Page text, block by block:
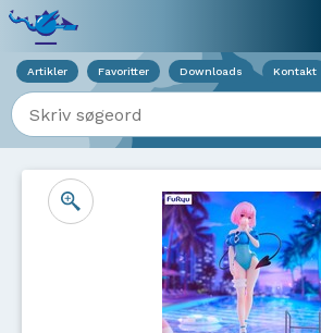
Artikler Favoritter Downloads Kontakt
Indtast søgeord
Viser overlay for indkøbskurv